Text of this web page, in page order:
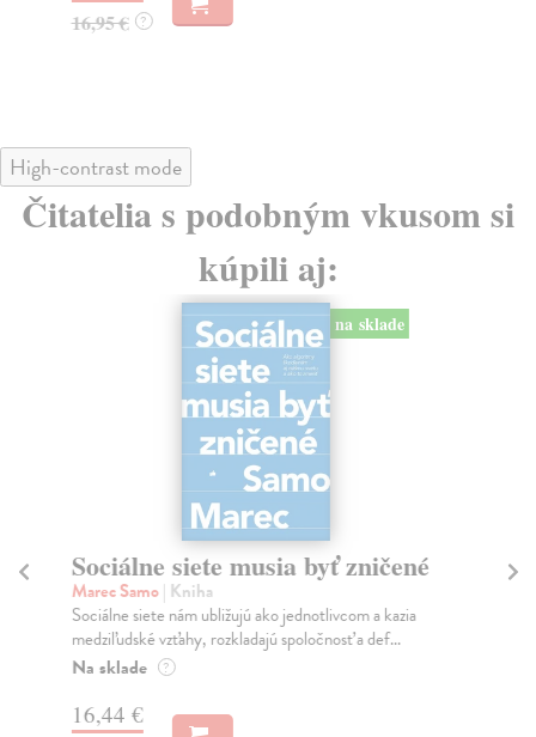
16,95 € ?
High-contrast mode
Čitatelia s podobným vkusom si
kúpili aj:
na sklade
Sociálne siete musia byť zničené
Marec Samo| Kniha
Sociálne siete nám ubližujú ako jednotlivcom a kazia
medziľudské vzťahy, rozkladajú spoločnosť a def...
Na sklade ?
16,44 €